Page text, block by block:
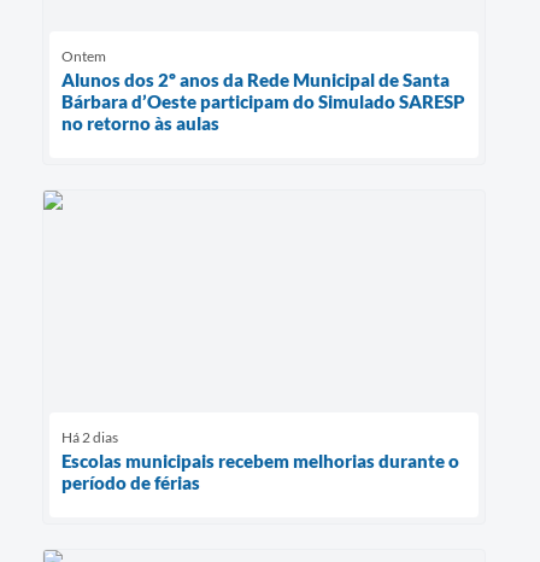
Ontem
Alunos dos 2º anos da Rede Municipal de Santa
Bárbara d’Oeste participam do Simulado SARESP
no retorno às aulas
Há 2 dias
Escolas municipais recebem melhorias durante o
período de férias